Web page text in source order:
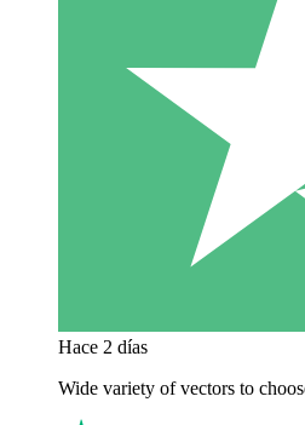
Hace 2 días
Wide variety of vectors to